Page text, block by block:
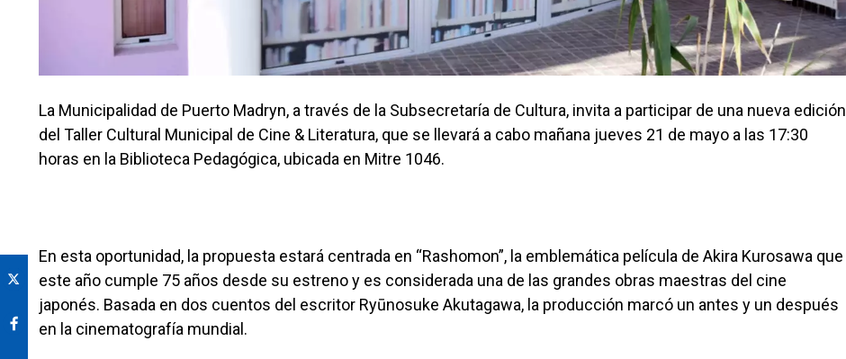
La Municipalidad de Puerto Madryn, a través de la Subsecretaría de Cultura, invita a participar de una nueva edición
del Taller Cultural Municipal de Cine & Literatura, que se llevará a cabo mañana jueves 21 de mayo a las 17:30
horas en la Biblioteca Pedagógica, ubicada en Mitre 1046.
En esta oportunidad, la propuesta estará centrada en “Rashomon”, la emblemática película de Akira Kurosawa que
este año cumple 75 años desde su estreno y es considerada una de las grandes obras maestras del cine
japonés. Basada en dos cuentos del escritor Ryūnosuke Akutagawa, la producción marcó un antes y un después
en la cinematografía mundial.